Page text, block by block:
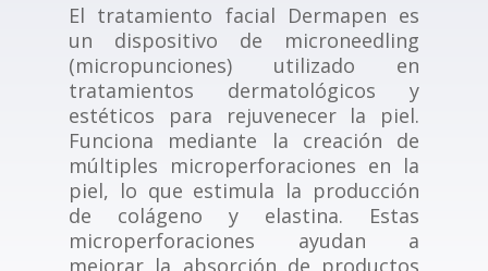
El tratamiento facial Dermapen es
un dispositivo de microneedling
(micropunciones) utilizado en
tratamientos dermatológicos y
estéticos para rejuvenecer la piel.
Funciona mediante la creación de
múltiples microperforaciones en la
piel, lo que estimula la producción
de colágeno y elastina. Estas
microperforaciones ayudan a
mejorar la absorción de productos